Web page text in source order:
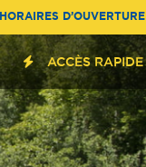
HORAIRES D’OUVERTURE
ACCÈS RAPIDE